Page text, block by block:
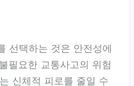
선택하는 것은 안전성에
필요한 교통사고의 위험
신체적 피로를 줄일 수